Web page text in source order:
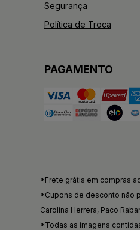
Segurança
Política de Troca
PAGAMENTO
*Frete grátis em compras
*Cupons de desconto não
Carolina Herrera, Paco
*Todas as imagens